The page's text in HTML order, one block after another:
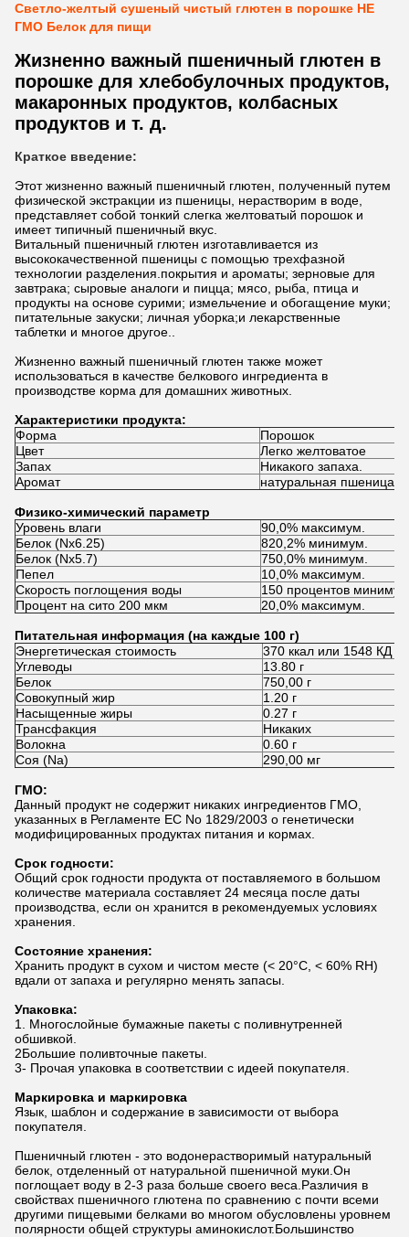
Светло-желтый сушеный чистый глютен в порошке НЕ
ГМО Белок для пищи
Жизненно важный пшеничный глютен в
порошке для хлебобулочных продуктов,
макаронных продуктов, колбасных
продуктов и т. д.
Краткое введение:
Этот жизненно важный пшеничный глютен, полученный путем
физической экстракции из пшеницы, нерастворим в воде,
представляет собой тонкий слегка желтоватый порошок и
имеет типичный пшеничный вкус.
Витальный пшеничный глютен изготавливается из
высококачественной пшеницы с помощью трехфазной
технологии разделения.покрытия и ароматы; зерновые для
завтрака; сыровые аналоги и пицца; мясо, рыба, птица и
продукты на основе сурими; измельчение и обогащение муки;
питательные закуски; личная уборка;и лекарственные
таблетки и многое другое..
Жизненно важный пшеничный глютен также может
использоваться в качестве белкового ингредиента в
производстве корма для домашних животных.
Характеристики продукта:
Форма
Порошок
Цвет
Легко желтоватое
Запах
Никакого запаха.
Аромат
натуральная пшеница
Физико-химический параметр
Уровень влаги
90,0% максимум.
Белок (Nx6.25)
820,2% минимум.
Белок (Nx5.7)
750,0% минимум.
Пепел
10,0% максимум.
Скорость поглощения воды
150 процентов
Процент на сито 200 мкм
20,0% максимум.
Питательная информация (на каждые 100 г)
Энергетическая стоимость
370 ккал или 1548 КД
Углеводы
13.80 г
Белок
750,00 г
Совокупный жир
1.20 г
Насыщенные жиры
0.27 г
Трансфакция
Никаких
Волокна
0.60 г
Соя (Na)
290,00 мг
ГМО:
Данный продукт не содержит никаких ингредиентов ГМО,
указанных в Регламенте ЕС No 1829/2003 о генетически
модифицированных продуктах питания и кормах.
Срок годности:
Общий срок годности продукта от поставляемого в большом
количестве материала составляет 24 месяца после даты
производства, если он хранится в рекомендуемых условиях
хранения.
Состояние хранения:
Хранить продукт в сухом и чистом месте (< 20°C, < 60% RH)
вдали от запаха и регулярно менять запасы.
Упаковка:
1. Многослойные бумажные пакеты с поливнутренней
обшивкой.
2Большие поливточные пакеты.
3- Прочая упаковка в соответствии с идеей покупателя.
Маркировка и маркировка
Язык, шаблон и содержание в зависимости от выбора
покупателя.
Пшеничный глютен - это водонерастворимый натуральный
белок, отделенный от натуральной пшеничной муки.Он
поглощает воду в 2-3 раза больше своего веса.Различия в
свойствах пшеничного глютена по сравнению с почти всеми
другими пищевыми белками во многом обусловлены уровнем
полярности общей структуры аминокислот.Большинство